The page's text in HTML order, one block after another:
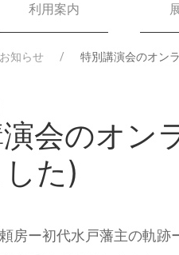
利用案内
お知らせ 特別講演会のオン
会のオン
た)
房ー初代水戸藩主の軌